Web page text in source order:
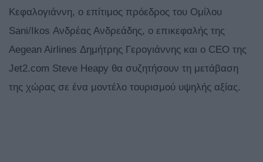
Κεφαλογιάννη, ο επίτιμος πρόεδρος του Ομίλου
Sani/Ikos Ανδρέας Ανδρεάδης, ο επικεφαλής της
Aegean Airlines Δημήτρης Γερογιάννης και ο CEO της
Jet2.com Steve Heapy θα συζητήσουν τη μετάβαση
της χώρας σε ένα μοντέλο τουρισμού υψηλής αξίας.